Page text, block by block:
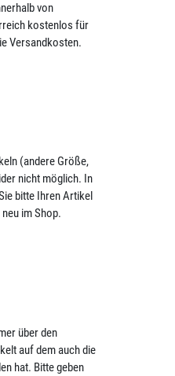
von
kostenlos für
Versandkosten.
(andere Größe,
nicht möglich. In
bitte Ihren Artikel
im Shop.
über den
auf dem auch die
hat. Bitte geben